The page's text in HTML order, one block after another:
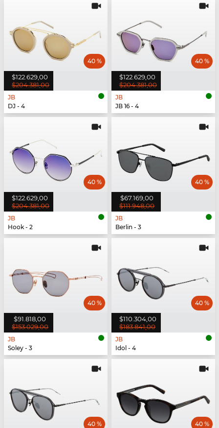
$122.629,00
$204.381,00
40 %
JB
DJ - 4
$122.629,00
$204.381,00
40 %
JB
JB 16 - 4
$122.629,00
$204.381,00
40 %
JB
Hook - 2
$67.169,00
$111.948,00
40 %
JB
Berlin - 3
$91.818,00
$153.029,00
40 %
JB
Soley - 3
$110.304,00
$183.841,00
40 %
JB
Idol - 4
40 % 40 %